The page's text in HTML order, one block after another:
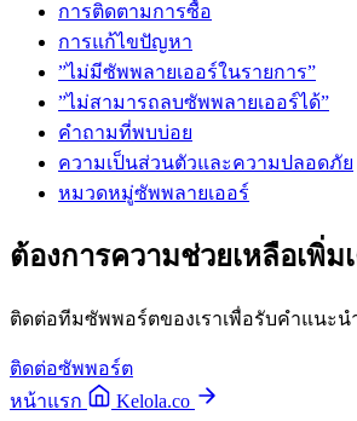
การติดตามการซื้อ
การแก้ไขปัญหา
”ไม่มีซัพพลายเออร์ในรายการ”
”ไม่สามารถลบซัพพลายเออร์ได้”
คำถามที่พบบ่อย
ความเป็นส่วนตัวและความปลอดภัย
หมวดหมู่ซัพพลายเออร์
ต้องการความช่วยเหลือเพิ่ม
ติดต่อทีมซัพพอร์ตของเราเพื่อรับคำแนะน
ติดต่อซัพพอร์ต
หน้าแรก
Kelola.co